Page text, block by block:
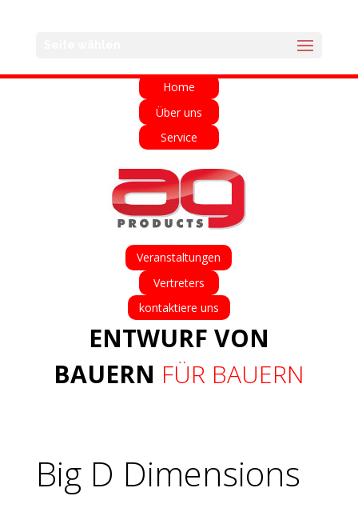
Home
Über uns
Service
Veranstaltungen
Vertreters
kontaktiere uns
ENTWURF VON
BAUERN FÜR BAUERN
Big D Dimensions